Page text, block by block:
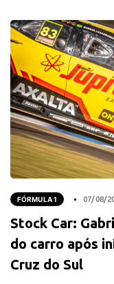
FÓRMULA 1 07/08/
Stock Car:
do carro após
Cruz do Sul